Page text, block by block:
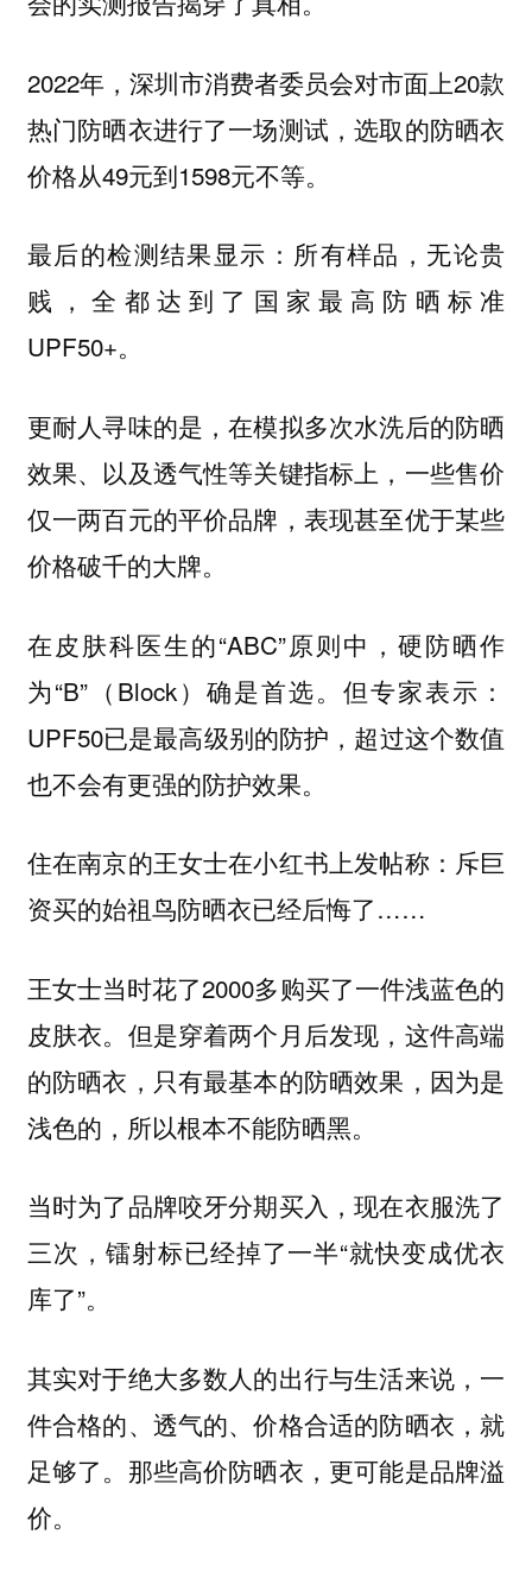
2022年，深圳市消费者委员会对市面上20款
热门防晒衣进行了一场测试，选取的防晒衣
价格从49元到1598元不等。
最后的检测结果显示：所有样品，无论贵
贱，全都达到了国家最高防晒标准
UPF50+。
更耐人寻味的是，在模拟多次水洗后的防晒
效果、以及透气性等关键指标上，一些售价
仅一两百元的平价品牌，表现甚至优于某些
价格破千的大牌。
在皮肤科医生的“ABC”原则中，硬防晒作
为“B”（Block）确是首选。但专家表示：
UPF50已是最高级别的防护，超过这个数值
也不会有更强的防护效果。
住在南京的王女士在小红书上发帖称：斥巨
资买的始祖鸟防晒衣已经后悔了……
王女士当时花了2000多购买了一件浅蓝色的
皮肤衣。但是穿着两个月后发现，这件高端
的防晒衣，只有最基本的防晒效果，因为是
浅色的，所以根本不能防晒黑。
当时为了品牌咬牙分期买入，现在衣服洗了
三次，镭射标已经掉了一半“就快变成优衣
库了”。
其实对于绝大多数人的出行与生活来说，一
件合格的、透气的、价格合适的防晒衣，就
足够了。那些高价防晒衣，更可能是品牌溢
价。